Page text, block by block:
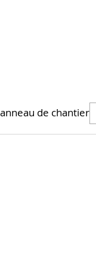
de chantier